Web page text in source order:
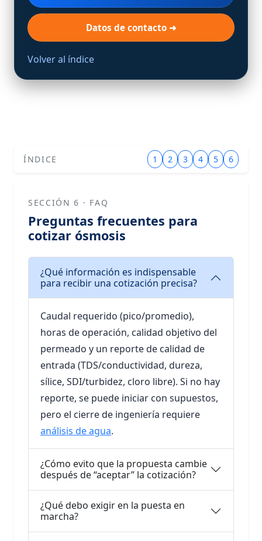
Datos de contacto ➜
Volver al índice
ÍNDICE 1 2 3 4 5 6
SECCIÓN 6 · FAQ
Preguntas frecuentes para
cotizar ósmosis
¿Qué información es indispensable
para recibir una cotización precisa?
Caudal requerido (pico/promedio),
horas de operación, calidad objetivo del
permeado y un reporte de calidad de
entrada (TDS/conductividad, dureza,
sílice, SDI/turbidez, cloro libre). Si no hay
reporte, se puede iniciar con supuestos,
pero el cierre de ingeniería requiere
análisis de agua.
¿Cómo evito que la propuesta cambie
después de “aceptar” la cotización?
¿Qué debo exigir en la puesta en
marcha?